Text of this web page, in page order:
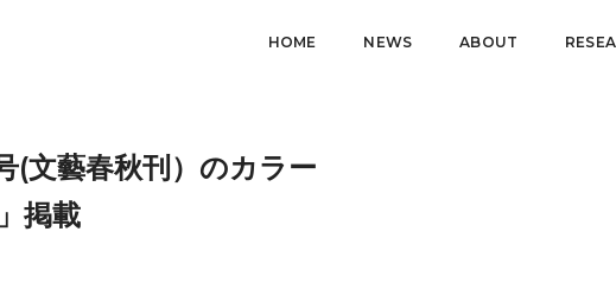
HOME NEWS ABOUT
(文藝春秋刊）のカラー
掲載